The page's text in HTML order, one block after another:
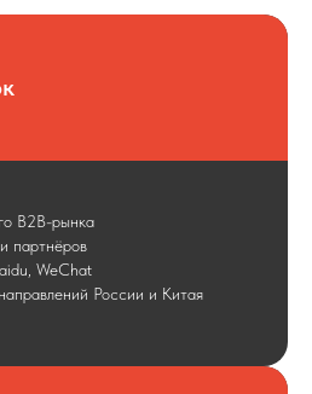
B2B-рынка
партнёров
WeChat
России и Китая